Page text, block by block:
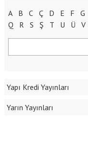
A B C Ç D E F G
Q
R S Ş T U Ü V
Yapı Kredi Yayınları
Yarın Yayınları